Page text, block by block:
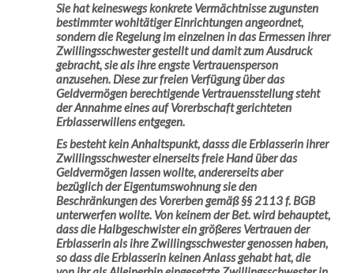
Sie hat keineswegs konkrete Vermächtnisse zugunsten
bestimmter wohltätiger Einrichtungen angeordnet,
sondern die Regelung im einzelnen in das Ermessen ihrer
Zwillingsschwester gestellt und damit zum Ausdruck
gebracht, sie als ihre engste Vertrauensperson
anzusehen. Diese zur freien Verfügung über das
Geldvermögen berechtigende Vertrauensstellung steht
der Annahme eines auf Vorerbschaft gerichteten
Erblasserwillens entgegen.
Es besteht kein Anhaltspunkt, dasss die Erblasserin ihrer
Zwillingsschwester einerseits freie Hand über das
Geldvermögen lassen wollte, andererseits aber
bezüglich der Eigentumswohnung sie den
Beschränkungen des Vorerben gemäß §§ 2113 f. BGB
unterwerfen wollte. Von keinem der Bet. wird behauptet,
dass die Halbgeschwister ein größeres Vertrauen der
Erblasserin als ihre Zwillingsschwester genossen haben,
so dass die Erblasserin keinen Anlass gehabt hat, die